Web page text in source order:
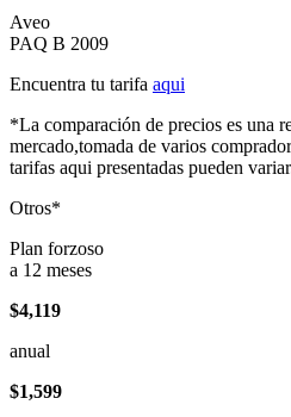
Aveo
PAQ B 2009
Encuentra tu tarifa aqui
*La comparación de precios es una
mercado,tomada de varios
tarifas aqui presentadas pueden
Otros*
Plan forzoso
a 12 meses
$4,119
anual
$1,599